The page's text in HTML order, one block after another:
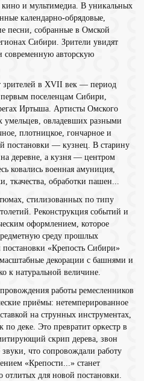
кино и мультимедиа. В уникальных
календарно-обрядовые,
песни, собранные в Омской
Сибири. Зрители увидят
современную авторскую
зрителей в XVII век — период
поселенцам Сибири,
Иртыша. Артисты Омского
умельцев, овладевших разными
плотницкое, гончарное и
постановки — кузнец. В старину
деревне, а кузня — центром
ковались военная амуниция,
ткачества, обработки пашен...
стилизованных по типу
Реконструкция событий и
оформлением, которое
среду прошлых
«Крепость Сибири»
декорации с башнями и
к натуральной величине.
работы ремесленников
приёмы: нетемперированное
на струнных инструментах,
по деке. Это превратит оркестр в
скрип дерева, звон
что сопровождали работу
«Крепости...» станет
отлитых для новой постановки.